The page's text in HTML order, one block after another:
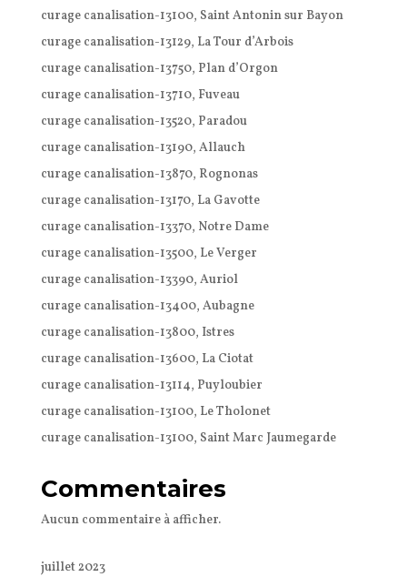
curage canalisation-13100, Saint Antonin sur Bayon
curage canalisation-13129, La Tour d’Arbois
curage canalisation-13750, Plan d’Orgon
curage canalisation-13710, Fuveau
curage canalisation-13520, Paradou
curage canalisation-13190, Allauch
curage canalisation-13870, Rognonas
curage canalisation-13170, La Gavotte
curage canalisation-13370, Notre Dame
curage canalisation-13500, Le Verger
curage canalisation-13390, Auriol
curage canalisation-13400, Aubagne
curage canalisation-13800, Istres
curage canalisation-13600, La Ciotat
curage canalisation-13114, Puyloubier
curage canalisation-13100, Le Tholonet
curage canalisation-13100, Saint Marc Jaumegarde
Commentaires
Aucun commentaire à afficher.
juillet 2023